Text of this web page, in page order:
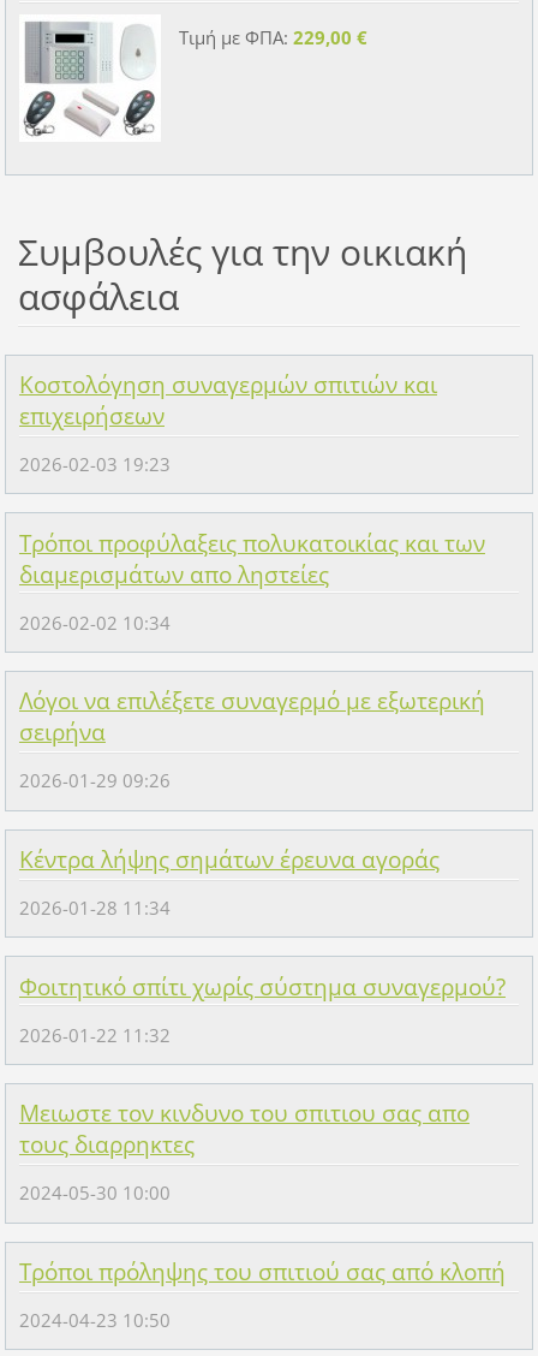
Τιμή με ΦΠΑ: 229,00 €
Συμβουλές για την οικιακή
ασφάλεια
Κοστολόγηση συναγερμών σπιτιών και
επιχειρήσεων
2026-02-03 19:23
Τρόποι προφύλαξεις πολυκατοικίας και των
διαμερισμάτων απο ληστείες
2026-02-02 10:34
Λόγοι να επιλέξετε συναγερμό με εξωτερική
σειρήνα
2026-01-29 09:26
Κέντρα λήψης σημάτων έρευνα αγοράς
2026-01-28 11:34
Φοιτητικό σπίτι χωρίς σύστημα συναγερμού?
2026-01-22 11:32
Μειωστε τον κινδυνο του σπιτιου σας απο
τους διαρρηκτες
2024-05-30 10:00
Τρόποι πρόληψης του σπιτιού σας από κλοπή
2024-04-23 10:50